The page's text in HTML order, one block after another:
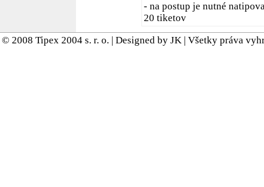
- na postup je nutné
20 tiketov
© 2008 Tipex 2004 s. r. o. | Designed by JK | Všetky práva